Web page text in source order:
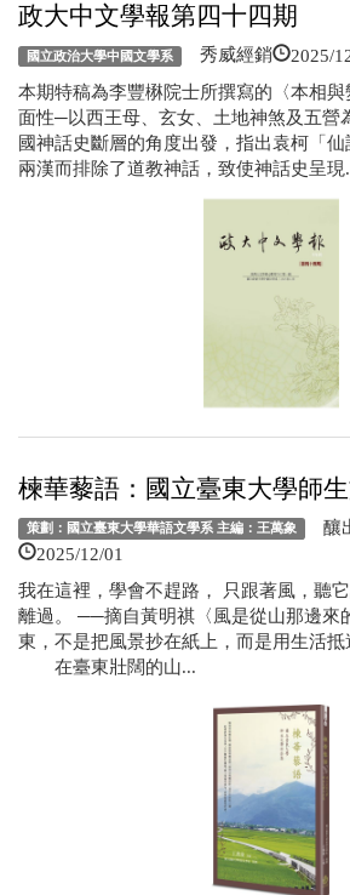
政大中文學報第四十四期
國立政治大學中國文學系 秀威經銷 2025/
本期特稿為李豐楙院士所撰寫的〈本相
面性─以西王母、玄女、土地神煞及五營
國神話史斷層的角度出發，指出袁柯「
兩漢而排除了道教神話，致使神話史呈現
楝華藜語：國立臺東大學師
策劃：國立臺東大學華語文學系 主編：王萬象 釀出
2025/12/01
我在這裡，學會不趕路， 只跟著風，聽
離過。 ──摘自黃明祺〈風是從山那
東，不是把風景抄在紙上，而是用生活抵
在臺東壯闊的山...